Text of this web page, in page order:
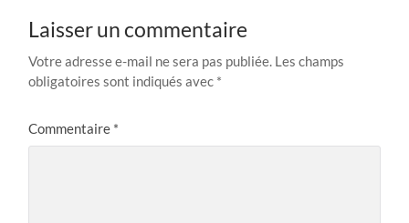
Laisser un commentaire
Votre adresse e-mail ne sera pas publiée. Les champs
obligatoires sont indiqués avec *
Commentaire *